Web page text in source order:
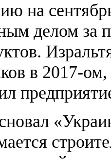
на
делом за
в 2017-